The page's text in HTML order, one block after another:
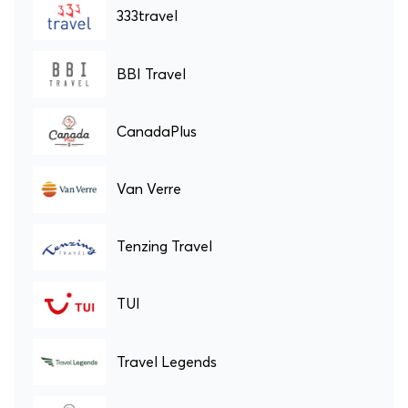
333travel
BBI Travel
CanadaPlus
Van Verre
Tenzing Travel
TUI
Travel Legends